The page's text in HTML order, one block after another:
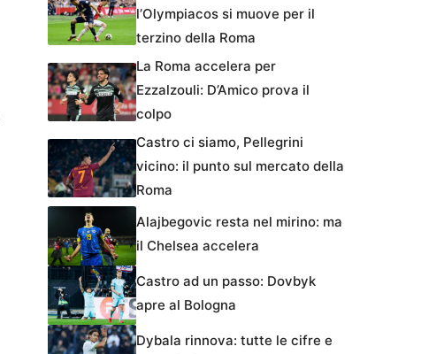
l’Olympiacos si muove per il
terzino della Roma
La Roma accelera per
Ezzalzouli: D’Amico prova il
colpo
Castro ci siamo, Pellegrini
vicino: il punto sul mercato della
Roma
Alajbegovic resta nel mirino: ma
il Chelsea accelera
Castro ad un passo: Dovbyk
apre al Bologna
Dybala rinnova: tutte le cifre e